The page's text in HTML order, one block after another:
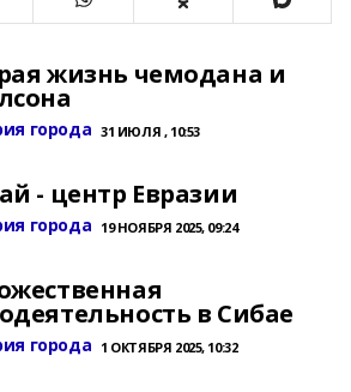
жизнь чемодана и
города 31 ИЮЛЯ , 10:53
- центр Евразии
города 19 НОЯБРЯ 2025, 09:24
в Сибае
города 1 ОКТЯБРЯ 2025, 10:32